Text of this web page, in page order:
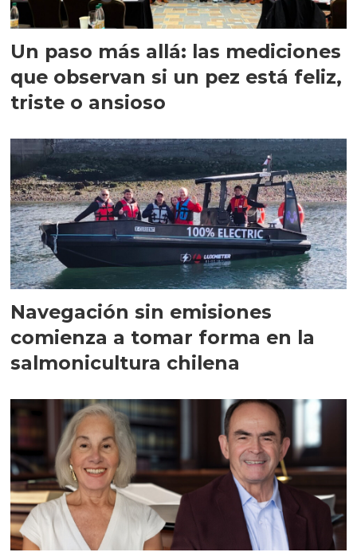
Un paso más allá: las mediciones
que observan si un pez está feliz,
triste o ansioso
Navegación sin emisiones
comienza a tomar forma en la
salmonicultura chilena